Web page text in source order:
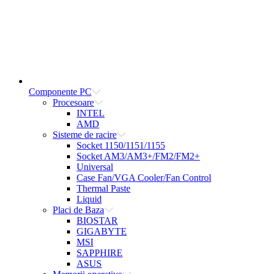
Componente PC
Procesoare
INTEL
AMD
Sisteme de racire
Socket 1150/1151/1155
Socket AM3/AM3+/FM2/FM2+
Universal
Case Fan/VGA Cooler/Fan Control
Thermal Paste
Liquid
Placi de Baza
BIOSTAR
GIGABYTE
MSI
SAPPHIRE
ASUS